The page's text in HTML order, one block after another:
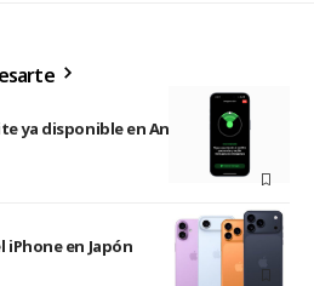
ya disponible en Andorra e
iPhone en Japón